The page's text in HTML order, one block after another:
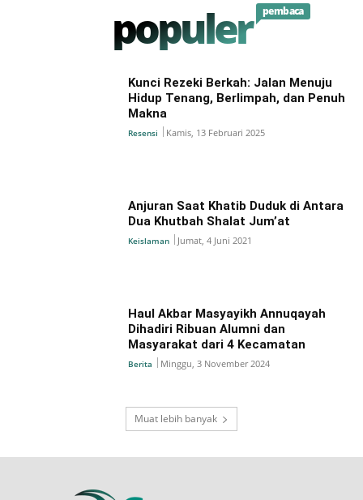
populer pembaca
Kunci Rezeki Berkah: Jalan Menuju
Hidup Tenang, Berlimpah, dan Penuh
Makna
Resensi Kamis, 13 Februari 2025
Anjuran Saat Khatib Duduk di Antara
Dua Khutbah Shalat Jum’at
Keislaman Jumat, 4 Juni 2021
Haul Akbar Masyayikh Annuqayah
Dihadiri Ribuan Alumni dan
Masyarakat dari 4 Kecamatan
Berita Minggu, 3 November 2024
Muat lebih banyak